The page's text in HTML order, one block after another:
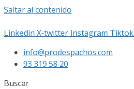
Saltar al contenido
Linkedin X-twitter Instagram Tiktok
info@prodespachos.com
93 319 58 20
Buscar